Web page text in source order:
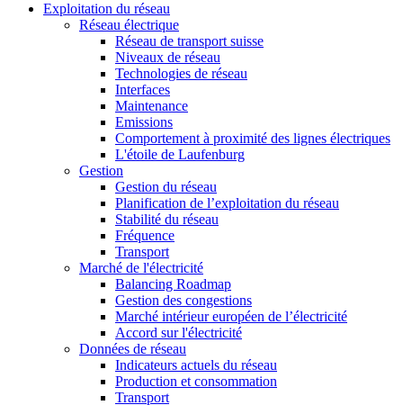
Exploitation du réseau
Réseau électrique
Réseau de transport suisse
Niveaux de réseau
Technologies de réseau
Interfaces
Maintenance
Emissions
Comportement à proximité des lignes électriques
L'étoile de Laufenburg
Gestion
Gestion du réseau
Planification de l’exploitation du réseau
Stabilité du réseau
Fréquence
Transport
Marché de l'électricité
Balancing Roadmap
Gestion des congestions
Marché intérieur européen de l’électricité
Accord sur l'électricité
Données de réseau
Indicateurs actuels du réseau
Production et consommation
Transport